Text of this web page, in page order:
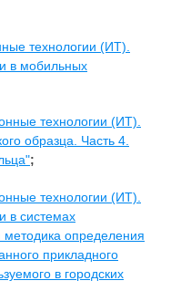
технологии (ИТ).
в мобильных
технологии (ИТ).
образца. Часть 4.
;
технологии (ИТ).
в системах
определения
прикладного
в городских